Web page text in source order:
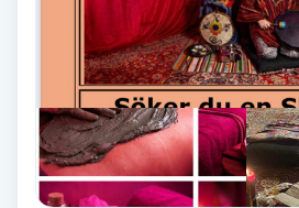
Ortobionomi
Ortopedi
Osteopati